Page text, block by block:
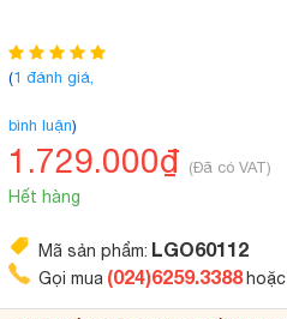
(1 đánh giá,
bình luận)
1.729.000₫ (Đã có VAT)
Hết hàng
Mã sản phẩm: LGO60112
Gọi mua (024)6259.3388 hoặc